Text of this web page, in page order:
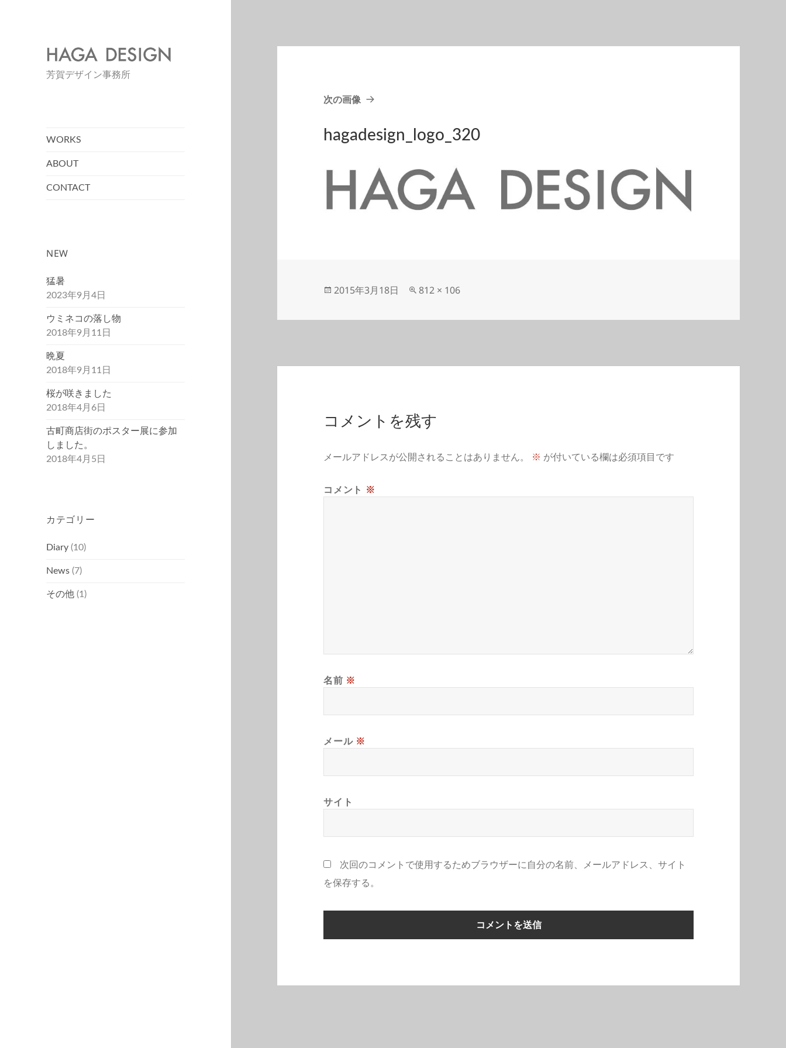
HAGA DESIGN
芳賀デザイン事務所
WORKS
ABOUT
CONTACT
NEW
猛暑
2023年9月4日
ウミネコの落し物
2018年9月11日
晩夏
2018年9月11日
桜が咲きました
2018年4月6日
古町商店街のポスター展に参加
しました。
2018年4月5日
カテゴリー
Diary (10)
News (7)
その他 (1)
次の画像
hagadesign_logo_320
投
日:
2015年3月18日
フ
サ
812 × 106
コメントを残す
メールアドレスが公開されることはありません。 ※ が付いている欄は必須項目です
コメント ※
名前 ※
メール ※
サイト
次回のコメントで使用するためブラウザーに自分の名前、メールアドレス、サイト
を保存する。